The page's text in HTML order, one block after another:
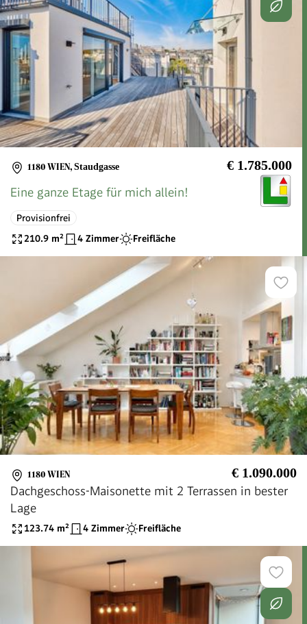
1180 WIEN, Staudgasse € 1.785.000
Eine ganze Etage für mich allein!
Provisionfrei
210.9 m² 4 Zimmer Freifläche
1180 WIEN € 1.090.000
Dachgeschoss-Maisonette mit 2 Terrassen in bester
Lage
123.74 m² 4 Zimmer Freifläche